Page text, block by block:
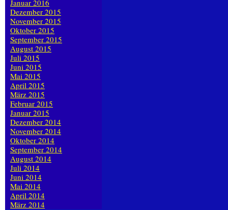
Januar 2016
Dezember 2015
November 2015
Oktober 2015
September 2015
August 2015
Juli 2015
Juni 2015
Mai 2015
April 2015
März 2015
Februar 2015
Januar 2015
Dezember 2014
November 2014
Oktober 2014
September 2014
August 2014
Juli 2014
Juni 2014
Mai 2014
April 2014
März 2014